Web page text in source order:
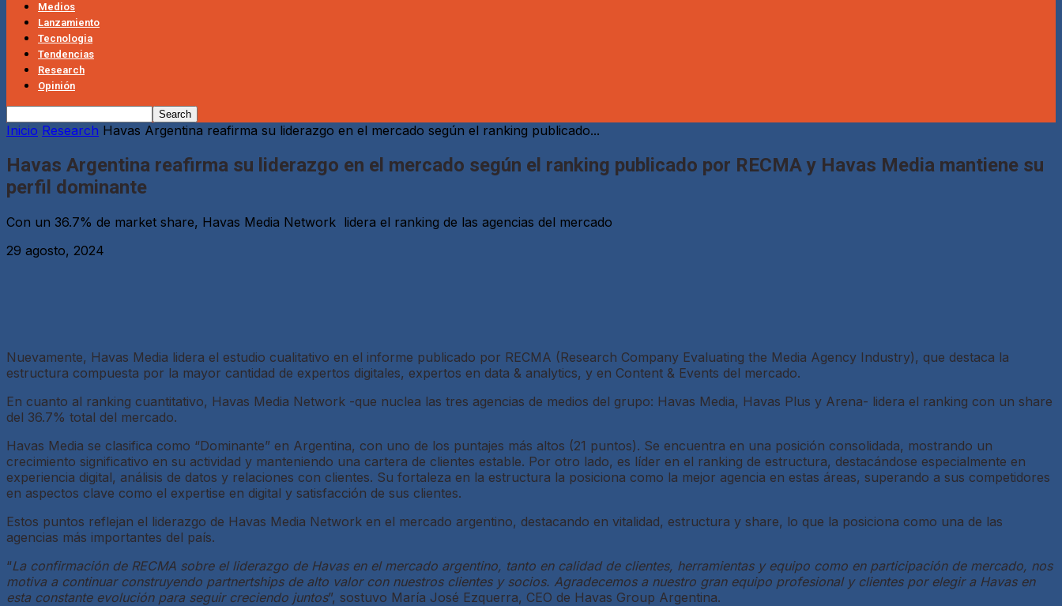
Medios
Lanzamiento
Tecnologia
Tendencias
Research
Opinión
Inicio Research Havas Argentina reafirma su liderazgo en el mercado según el ranking publicado...
Havas Argentina reafirma su liderazgo en el mercado según el ranking publicado por RECMA y Havas Media mantiene su
perfil dominante
Con un 36.7% de market share, Havas Media Network lidera el ranking de las agencias del mercado
29 agosto, 2024
Nuevamente, Havas Media lidera el estudio cualitativo en el informe publicado por RECMA (Research Company Evaluating the Media Agency Industry), que destaca la
estructura compuesta por la mayor cantidad de expertos digitales, expertos en data & analytics, y en Content & Events del mercado.
En cuanto al ranking cuantitativo, Havas Media Network -que nuclea las tres agencias de medios del grupo: Havas Media, Havas Plus y Arena- lidera el ranking con un share
del 36.7% total del mercado.
Havas Media se clasifica como “Dominante” en Argentina, con uno de los puntajes más altos (21 puntos). Se encuentra en una posición consolidada, mostrando un
crecimiento significativo en su actividad y manteniendo una cartera de clientes estable. Por otro lado, es líder en el ranking de estructura, destacándose especialmente en
experiencia digital, análisis de datos y relaciones con clientes. Su fortaleza en la estructura la posiciona como la mejor agencia en estas áreas, superando a sus competidores
en aspectos clave como el expertise en digital y satisfacción de sus clientes.
Estos puntos reflejan el liderazgo de Havas Media Network en el mercado argentino, destacando en vitalidad, estructura y share, lo que la posiciona como una de las
agencias más importantes del país.
“La confirmación de RECMA sobre el liderazgo de Havas en el mercado argentino, tanto en calidad de clientes, herramientas y equipo como en participación de mercado, nos
motiva a continuar construyendo partnertships de alto valor con nuestros clientes y socios. Agradecemos a nuestro gran equipo profesional y clientes por elegir a Havas en
esta constante evolución para seguir creciendo juntos”, sostuvo María José Ezquerra, CEO de Havas Group Argentina.